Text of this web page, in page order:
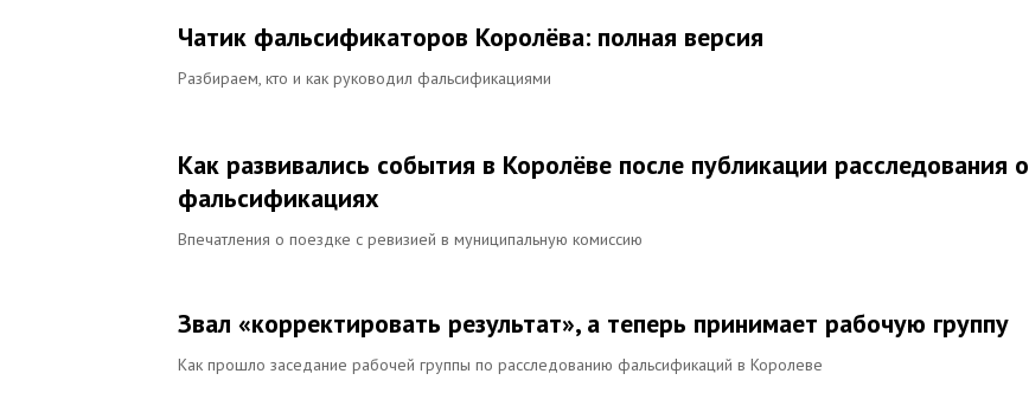
Чатик фальсификаторов Королёва: полная версия
Разбираем, кто и как руководил фальсификациями
Как развивались события в Королёве после публикации расследования о
фальсификациях
Впечатления о поездке с ревизией в муниципальную комиссию
Звал «корректировать результат», а теперь принимает рабочую группу
Как прошло заседание рабочей группы по расследованию фальсификаций в Королеве